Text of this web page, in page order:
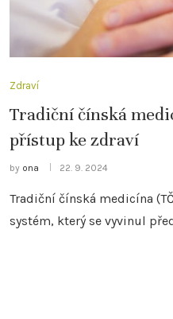
Zdraví
Tradiční čínská
přístup ke zdraví
by ona 22. 9. 2024
Tradiční čínská medicína
systém, který se vyvinul